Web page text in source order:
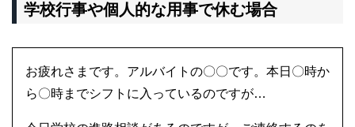
学校行事や個人的な用事で休む場合
お疲れさまです。アルバイトの〇〇です。本日〇時か
ら〇時までシフトに入っているのですが…